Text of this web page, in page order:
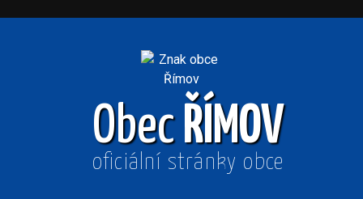
ObecŘÍMOV
oficiální stránky obce